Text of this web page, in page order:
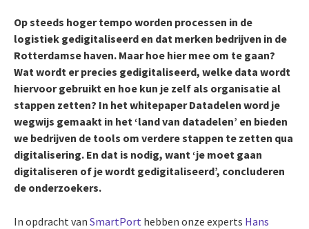
Op steeds hoger tempo worden processen in de
logistiek gedigitaliseerd en dat merken bedrijven in de
Rotterdamse haven. Maar hoe hier mee om te gaan?
Wat wordt er precies gedigitaliseerd, welke data wordt
hiervoor gebruikt en hoe kun je zelf als organisatie al
stappen zetten? In het whitepaper Datadelen word je
wegwijs gemaakt in het ‘land van datadelen’ en bieden
we bedrijven de tools om verdere stappen te zetten qua
digitalisering. En dat is nodig, want ‘je moet gaan
digitaliseren of je wordt gedigitaliseerd’, concluderen
de onderzoekers.
In opdracht van SmartPort hebben onze experts Hans